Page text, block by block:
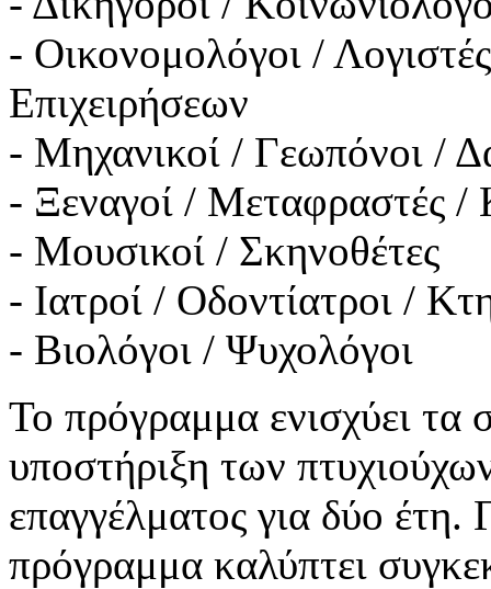
- Οικονομολόγοι /
Επιχειρήσεων
- Μηχανικοί / Γεωπόνοι /
- Ξεναγοί / Μεταφραστές /
- Μουσικοί / Σκηνοθέτες
- Ιατροί / Οδοντίατροι /
- Βιολόγοι / Ψυχολόγοι
Το πρόγραμμα ενισχύει τα
υποστήριξη των
επαγγέλματος για δύο έτη.
πρόγραμμα καλύπτει